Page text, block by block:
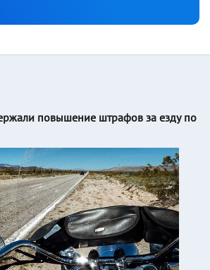
повышение штрафов за езду по